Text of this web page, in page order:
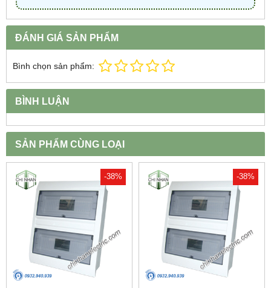
ĐÁNH GIÁ SẢN PHẨM
Bình chọn sản phẩm:
BÌNH LUẬN
SẢN PHẨM CÙNG LOẠI
-38% -38%